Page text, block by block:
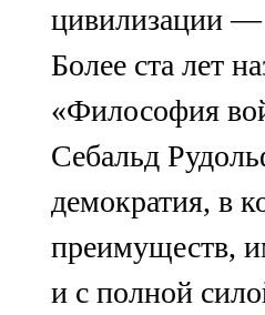
цивилизации —
Более ста лет
«Философия
Себальд
демократия, в
преимуществ,
и с полной